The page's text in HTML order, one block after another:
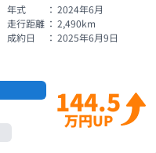
年式 ： 2024年6月
走行距離 ： 2,490km
成約日
： 2025年6月9日
144.5
万円UP